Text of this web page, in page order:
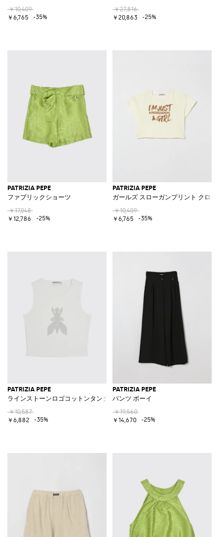
￥10,409
￥6,765
-35%
￥27,816
￥20,863
-25%
PATRIZIA PEPE
ファブリックショーツ
￥17,048
￥12,786
-25%
PATRIZIA PEPE
ガールズ スローガンプリント クロ
￥10,409
￥6,765
-35%
PATRIZIA PEPE
ラインストーンロゴコットンタンクトップ
￥10,587
￥6,882
-35%
PATRIZIA PEPE
パンツ ボーイ
￥19,560
￥14,670
-25%